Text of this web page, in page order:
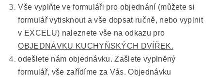
Vše vyplňte ve formuláři pro objednání (můžete si
formulář vytisknout a vše dopsat ručně, nebo vyplnit
v EXCELU) naleznete vše na odkazu pro
OBJEDNÁVKU KUCHYŇSKÝCH DVÍŘEK.
odešlete nám objednávku. Zašlete vyplněný
formulář, vše zařídíme za Vás. Objednávku